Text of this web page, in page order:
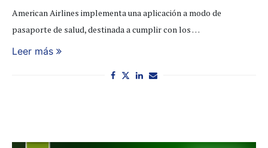
American Airlines implementa una aplicación a modo de
pasaporte de salud, destinada a cumplir con los …
Leer más